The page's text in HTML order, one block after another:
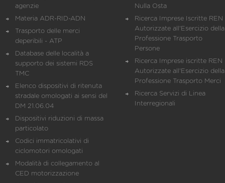
agenzie
Materia ADR-RID-ADN
Trasporto delle merci
deperibili - ATP
Database delle località a
supporto dei sistemi RDS
TMC
Elenco dispositivi di ritenuta
stradale omologati ai sensi del
DM 21.06.04
Dispositivi riduzioni di massa
particolato
Codici immatricolativi di
ciclomotori omologati
Modalità di collegamento al
CED motorizzazione
Nulla Osta
Ricerca Imprese Iscritte REN
Autorizzate all'Esercizio della
Professione Trasporto
Persone
Ricerca Imprese iscritte REN
Autorizzate all'Esercizio della
Professione Trasporto Merci
Ricerca Servizi di Linea
Interregionali